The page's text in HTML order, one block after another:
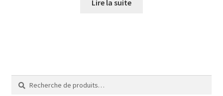
Lire la suite
Recherche
pour :
Recherche